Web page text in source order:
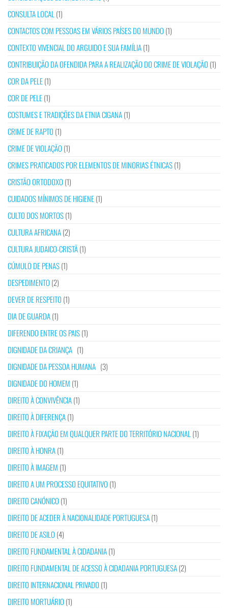
CONSULTA LOCAL (1)
CONTACTOS COM PESSOAS EM VÁRIOS PAÍSES DO MUNDO (1)
CONTEXTO VIVENCIAL DO ARGUIDO E SUA FAMÍLIA(1)
CONTRIBUIÇÃO DA OFENDIDA PARA A REALIZAÇÃO DO CRIME DE VIOLAÇÃO (1)
COR DA PELE(1)
COR DE PELE(1)
COSTUMES E TRADIÇÕES DA ETNIA CIGANA(1)
CRIME DE RAPTO (1)
CRIME DE VIOLAÇÃO (1)
CRIMES PRATICADOS POR ELEMENTOS DE MINORIAS ÉTNICAS(1)
CRISTÃO ORTODOXO (1)
CUIDADOS MÍNIMOS DE HIGIENE(1)
CULTO DOS MORTOS(1)
CULTURA AFRICANA(2)
CULTURA JUDAICO-CRISTÃ(1)
CÚMULO DE PENAS(1)
DESPEDIMENTO (2)
DEVER DE RESPEITO (1)
DIA DE GUARDA(1)
DIFERENDO ENTRE OS PAIS(1)
DIGNIDADE DA CRIANÇA (1)
DIGNIDADE DA PESSOA HUMANA (3)
DIGNIDADE DO HOMEM (1)
DIREITO À CONVIVÊNCIA(1)
DIREITO À DIFERENÇA(1)
DIREITO À FIXAÇÃO EM QUALQUER PARTE DO TERRITÓRIO NACIONAL (1)
DIREITO À HONRA(1)
DIREITO À IMAGEM (1)
DIREITO A UM PROCESSO EQUITATIVO (1)
DIREITO CANÓNICO (1)
DIREITO DE ACEDER À NACIONALIDADE PORTUGUESA(1)
DIREITO DE ASILO (4)
DIREITO FUNDAMENTAL À CIDADANIA(1)
DIREITO FUNDAMENTAL DE ACESSO À CIDADANIA PORTUGUESA(2)
DIREITO INTERNACIONAL PRIVADO (1)
DIREITO MORTUÁRIO (1)